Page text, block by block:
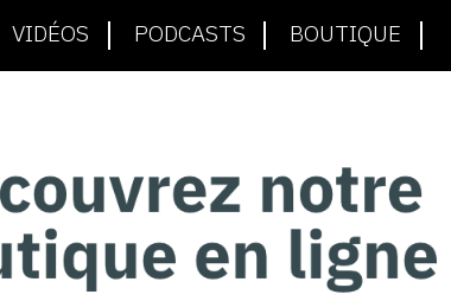
VIDÉOS PODCASTS BOUTIQUE